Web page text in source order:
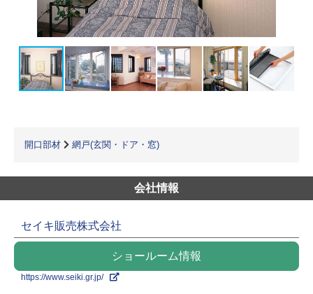
開口部材 網戸(玄関・ドア・窓)
会社情報
セイキ販売株式会社
ショールーム情報
https://www.seiki.gr.jp/